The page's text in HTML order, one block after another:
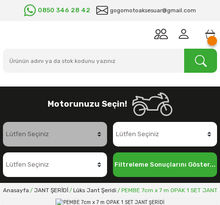
0850 346 28 42 gogomotoaksesuar@gmail.com
Motorunuzu Seçin!
Filtreleme Sonuçlarını Göster...
Anasayfa JANT ŞERİDİ Lüks Jant Şeridi PEMBE 7cm x 7 m OPAK 1 SET JANT